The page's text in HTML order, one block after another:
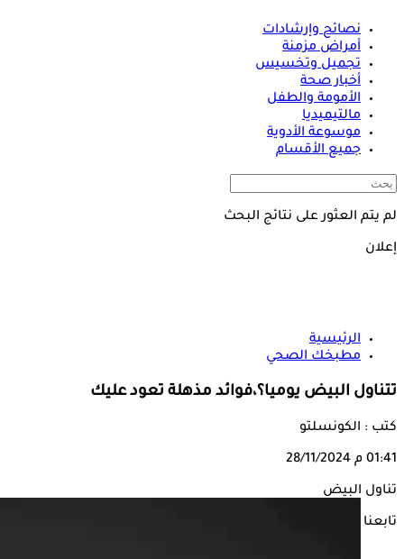
نصائح وإرشادات
أمراض مزمنة
تجميل وتخسيس
أخبار صحة
الأمومة والطفل
مالتيميديا
موسوعة الأدوية
جميع الأقسام
لم يتم العثور على نتائج البحث
إعلان
الرئيسية
مطبخك الصحي
تتناول البيض يوميا؟،فوائد مذهلة تعود عليك
كتب : الكونسلتو
01:41 م 28/11/2024
تناول البيض
تابعنا على